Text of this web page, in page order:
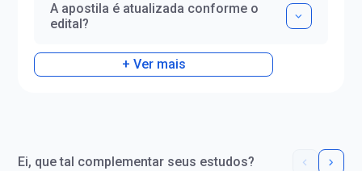
A apostila é atualizada conforme o
edital?
+ Ver mais
Ei, que tal complementar seus estudos?